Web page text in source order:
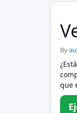
By
que